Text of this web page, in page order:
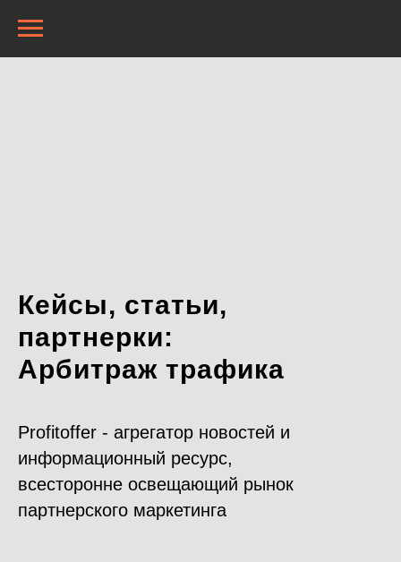
Кейсы, статьи,
партнерки:
Арбитраж трафика
Profitoffer - агрегатор новостей и
информационный ресурс,
всесторонне освещающий рынок
партнерского маркетинга